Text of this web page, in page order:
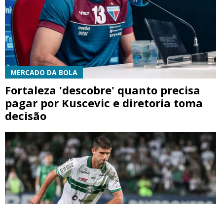
MERCADO DA BOLA
Fortaleza 'descobre' quanto precisa
pagar por Kuscevic e diretoria toma
decisão